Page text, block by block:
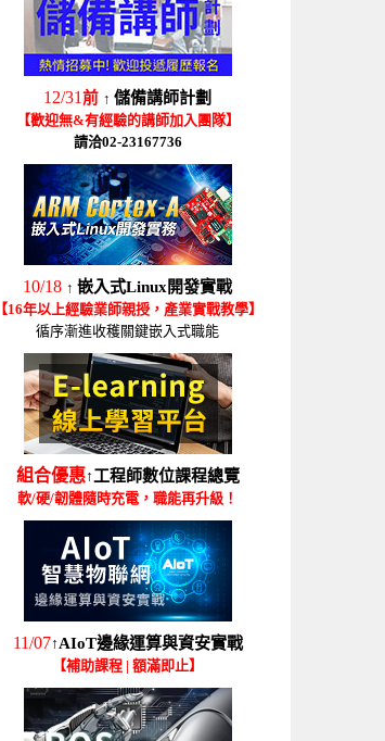
12/31前 ↑ 儲備講師計劃
【歡迎無&有經驗的講師加入團隊】
請洽02-23167736
10/18 ↑ 嵌入式Linux開發實戰
【16年以上經驗業師親授，產業實戰教學】
循序漸進收穫關鍵嵌入式職能
組合優惠↑ 工程師數位課程總覽
軟/硬/韌體隨時充電，職能再升級！
11/07↑ AIoT邊緣運算與資安實戰
【補助課程 | 額滿即止】